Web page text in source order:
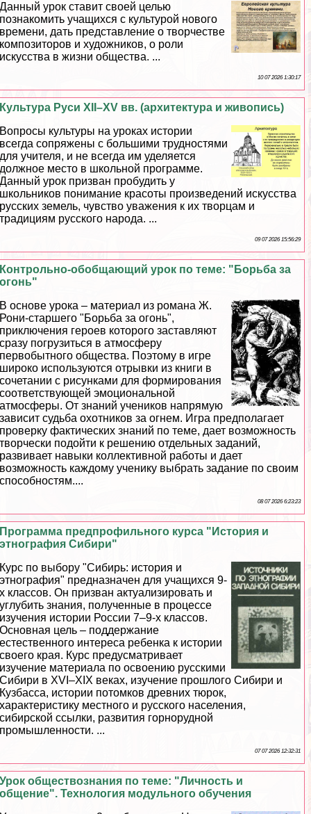
Данный урок ставит своей целью
познакомить учащихся с культурой нового
времени, дать представление о творчестве
композиторов и художников, о роли
искусства в жизни общества. ...
10 07 2026 1:30:17
Культура Руси XII–XV вв. (архитектура и живопись)
Вопросы культуры на уроках истории
всегда сопряжены с большими трудностями
для учителя, и не всегда им уделяется
должное место в школьной программе.
Данный урок призван пробудить у
школьников понимание красоты произведений искусства
русских земель, чувство уважения к их творцам и
традициям русского народа. ...
09 07 2026 15:56:29
Контрольно-обобщающий урок по теме: "Борьба за
огонь"
В основе урока – материал из романа Ж.
Рони-старшего "Борьба за огонь",
приключения героев которого заставляют
сразу погрузиться в атмосферу
первобытного общества. Поэтому в игре
широко используются отрывки из книги в
сочетании с рисунками для формирования
соответствующей эмоциональной
атмосферы. От знаний учеников напрямую
зависит судьба охотников за огнем. Игра предполагает
проверку фактических знаний по теме, дает возможность
творчески подойти к решению отдельных заданий,
развивает навыки коллективной работы и дает
возможность каждому ученику выбрать задание по своим
способностям....
08 07 2026 6:23:23
Программа предпрофильного курса "История и
этнография Сибири"
Курс по выбору "Сибирь: история и
этнография" предназначен для учащихся 9-
х классов. Он призван актуализировать и
углубить знания, полученные в процессе
изучения истории России 7–9-х классов.
Основная цель – поддержание
естественного интереса ребенка к истории
своего края. Курс предусматривает
изучение материала по освоению русскими
Сибири в XVI–XIX веках, изучение прошлого Сибири и
Кузбасса, истории потомков древних тюрок,
хаpaктеристику местного и русского населения,
сибирской ссылки, развития горнорудной
промышленности. ...
07 07 2026 12:32:31
Урок обществознания по теме: "Личность и
общение". Технология модульного обучения